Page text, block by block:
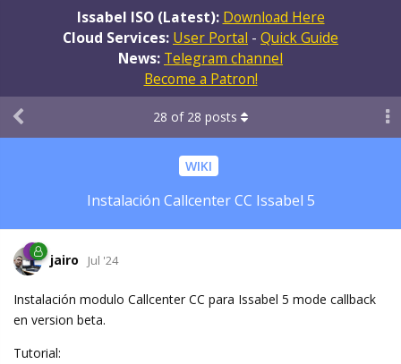
Issabel ISO (Latest): Download Here
Cloud Services: User Portal - Quick Guide
News: Telegram channel
Become a Patron!
WIKI
Instalación Callcenter CC Issabel 5
28 of 28 posts
jairo Jul '24
Instalación modulo Callcenter CC para Issabel 5 mode callback
en version beta.
Tutorial: